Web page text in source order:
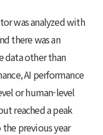
was analyzed with
there was an
data other than
AI performance
or human-level
reached a peak
previous year